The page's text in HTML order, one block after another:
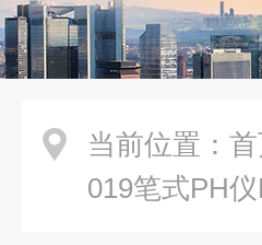
当前位置：
019笔式PH